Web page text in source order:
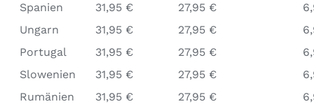
Spanien
31,95 € 27,95 €
Ungarn
31,95 € 27,95 €
Portugal
31,95 € 27,95 €
Slowenien
31,95 € 27,95 €
Rumänien
31,95 € 27,95 €